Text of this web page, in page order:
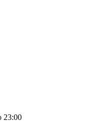
23:00